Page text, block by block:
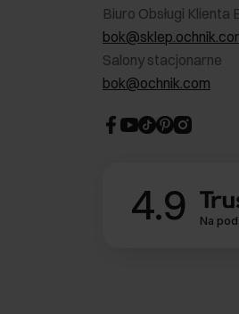
Biuro Obsługi Klienta
Salony stacjonarne
bok@ochnik.com
4.9 Na